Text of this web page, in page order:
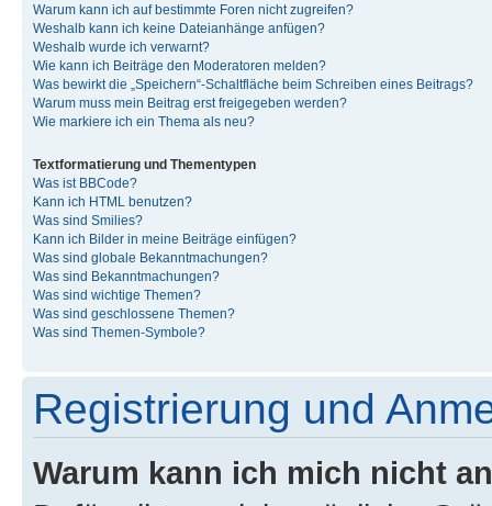
Warum kann ich auf bestimmte Foren nicht zugreifen?
Weshalb kann ich keine Dateianhänge anfügen?
Weshalb wurde ich verwarnt?
Wie kann ich Beiträge den Moderatoren melden?
Was bewirkt die „Speichern“-Schaltfläche beim Schreiben eines Beitrags?
Warum muss mein Beitrag erst freigegeben werden?
Wie markiere ich ein Thema als neu?
Textformatierung und Thementypen
Was ist BBCode?
Kann ich HTML benutzen?
Was sind Smilies?
Kann ich Bilder in meine Beiträge einfügen?
Was sind globale Bekanntmachungen?
Was sind Bekanntmachungen?
Was sind wichtige Themen?
Was sind geschlossene Themen?
Was sind Themen-Symbole?
Registrierung und
Warum kann ich mich nicht